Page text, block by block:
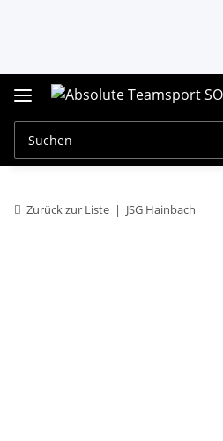
Zurück zur Liste JSG Hainbach